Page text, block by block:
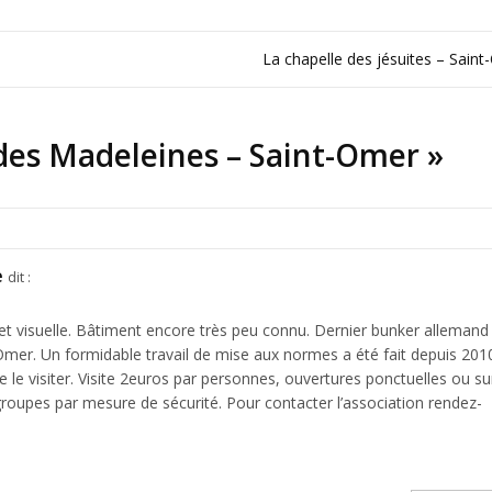
La chapelle des jésuites –
Madeleines – Saint-Omer »
dit :
visuelle. Bâtiment encore très peu connu. Dernier bunker allemand
Un formidable travail de mise aux normes a été fait depuis
le visiter. Visite 2euros par personnes, ouvertures ponctuelles ou
par mesure de sécurité. Pour contacter l’association rendez-